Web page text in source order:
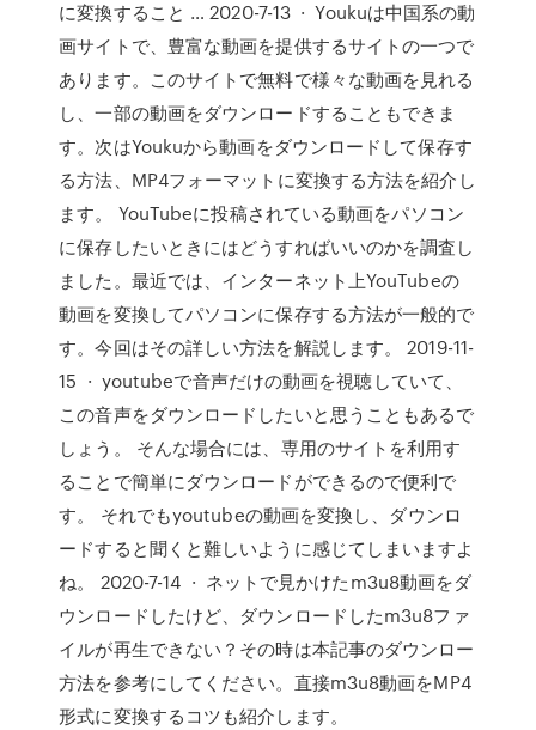
に変換すること … 2020-7-13 · Youkuは中国系の動
画サイトで、豊富な動画を提供するサイトの一つで
あります。このサイトで無料で様々な動画を見れる
し、一部の動画をダウンロードすることもできま
す。次はYoukuから動画をダウンロードして保存す
る方法、MP4フォーマットに変換する方法を紹介し
ます。 YouTubeに投稿されている動画をパソコン
に保存したいときにはどうすればいいのかを調査し
ました。最近では、インターネット上YouTubeの
動画を変換してパソコンに保存する方法が一般的で
す。今回はその詳しい方法を解説します。 2019-11-
15 · youtubeで音声だけの動画を視聴していて、
この音声をダウンロードしたいと思うこともあるで
しょう。 そんな場合には、専用のサイトを利用す
ることで簡単にダウンロードができるので便利で
す。 それでもyoutubeの動画を変換し、ダウンロ
ードすると聞くと難しいように感じてしまいますよ
ね。 2020-7-14 · ネットで見かけたm3u8動画をダ
ウンロードしたけど、ダウンロードしたm3u8ファ
イルが再生できない？その時は本記事のダウンロー
方法を参考にしてください。直接m3u8動画をMP4
形式に変換するコツも紹介します。